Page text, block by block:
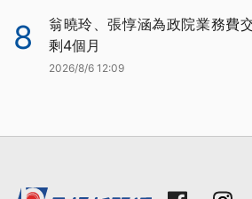
8
翁曉玲、張惇涵為政院業務費
剩4個月
2026/8/6 12:09